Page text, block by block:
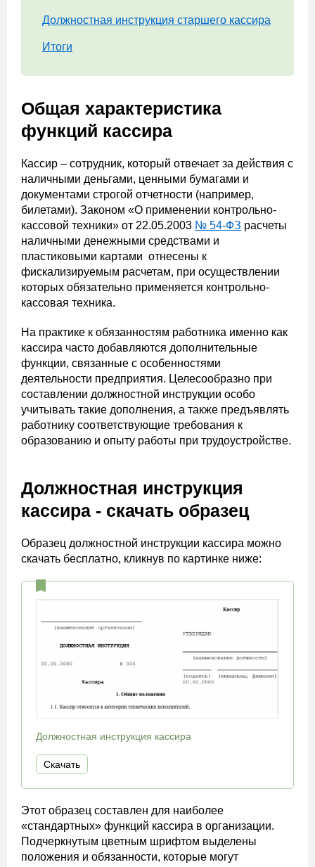
Должностная инструкция старшего кассира
Итоги
Общая характеристика
функций кассира
Кассир – сотрудник, который отвечает за действия с
наличными деньгами, ценными бумагами и
документами строгой отчетности (например,
билетами). Законом «О применении контрольно-
кассовой техники» от 22.05.2003 № 54-ФЗ расчеты
наличными денежными средствами и
пластиковыми картами отнесены к
фискализируемым расчетам, при осуществлении
которых обязательно применяется контрольно-
кассовая техника.
На практике к обязанностям работника именно как
кассира часто добавляются дополнительные
функции, связанные с особенностями
деятельности предприятия. Целесообразно при
составлении должностной инструкции особо
учитывать такие дополнения, а также предъявлять
работнику соответствующие требования к
образованию и опыту работы при трудоустройстве.
Должностная инструкция
кассира - скачать образец
Образец должностной инструкции кассира можно
скачать бесплатно, кликнув по картинке ниже:
Должностная инструкция кассира
Скачать
Этот образец составлен для наиболее
«стандартных» функций кассира в организации.
Подчеркнутым цветным шрифтом выделены
положения и обязанности, которые могут